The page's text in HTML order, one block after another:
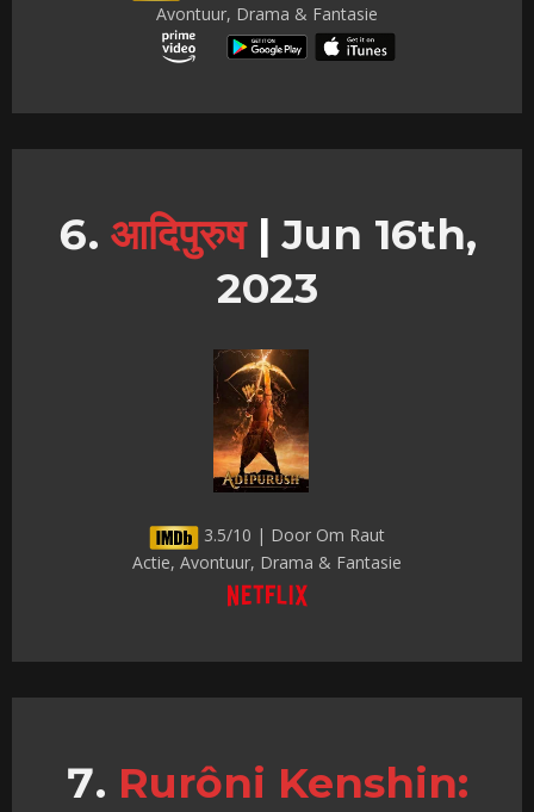
Avontuur, Drama & Fantasie
आदिपुरुष | Jun 16th,
2023
3.5/10 | Door Om Raut
Actie, Avontuur, Drama & Fantasie
Rurôni Kenshin: